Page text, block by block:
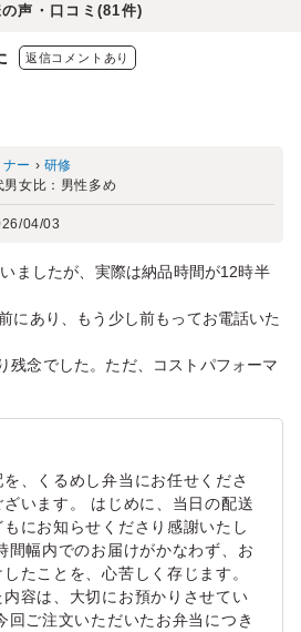
声・口コミ(81件)
返信コメントあり
ー › 研修
男女比： 男性多め
04/03
ましたが、実際は納品時間が12時半
にあり、もう少し前もってお電話いた
残念でした。ただ、コストパフォーマ
、くるめし弁当にお任せくださ
います。 はじめに、当日の配送
にお知らせくださり感謝いたし
間幅内でのお届けがかなわず、お
たことを、心苦しく存じます。
容は、大切にお預かりさせてい
回ご注文いただいたお弁当につき